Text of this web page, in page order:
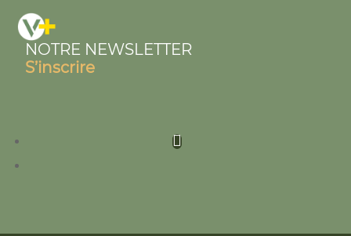
NOTRE NEWSLETTER
S’inscrire